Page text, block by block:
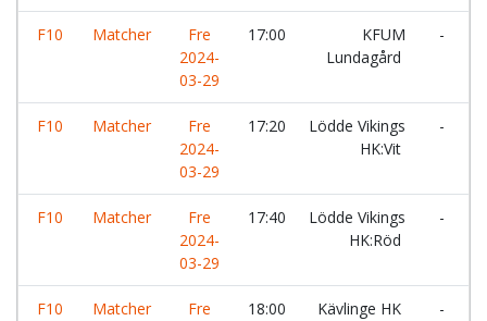
F10 Matcher
Fre
2024-
03-29
17:00
KFUM
Lundagård
-
F10 Matcher
Fre
2024-
03-29
17:20
Lödde Vikings
HK:Vit
-
F10 Matcher
Fre
2024-
03-29
17:40
Lödde Vikings
HK:Röd
-
F10 Matcher
Fre
18:00 Kävlinge HK -